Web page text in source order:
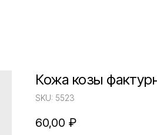
Кожа козы
SKU: 5523
60,00 ₽